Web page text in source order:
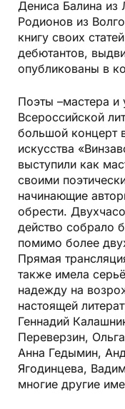
Дениса Балина из
Родионов из
книгу своих
дебютантов,
опубликованы в
Поэты –мастера и
Всероссийской
большой концерт
искусства
выступили как
своими
начинающие
обрести.
действо собрало
помимо более
Прямая
также имела
надежду на
настоящей
Геннадий
Переверзин,
Анна Гедымин,
Ягодинцева,
многие другие